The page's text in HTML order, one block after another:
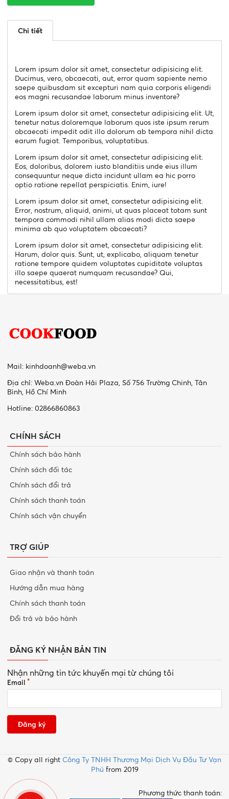
Chi tiết
Lorem ipsum dolor sit amet, consectetur adipisicing elit.
Ducimus, vero, obcaecati, aut, error quam sapiente nemo
saepe quibusdam sit excepturi nam quia corporis eligendi
eos magni recusandae laborum minus inventore?
Lorem ipsum dolor sit amet, consectetur adipisicing elit. Ut,
tenetur natus doloremque laborum quos iste ipsum rerum
obcaecati impedit odit illo dolorum ab tempora nihil dicta
earum fugiat. Temporibus, voluptatibus.
Lorem ipsum dolor sit amet, consectetur adipisicing elit.
Eos, doloribus, dolorem iusto blanditiis unde eius illum
consequuntur neque dicta incidunt ullam ea hic porro
optio ratione repellat perspiciatis. Enim, iure!
Lorem ipsum dolor sit amet, consectetur adipisicing elit.
Error, nostrum, aliquid, animi, ut quas placeat totam sunt
tempora commodi nihil ullam alias modi dicta saepe
minima ab quo voluptatem obcaecati?
Lorem ipsum dolor sit amet, consectetur adipisicing elit.
Harum, dolor quis. Sunt, ut, explicabo, aliquam tenetur
ratione tempore quidem voluptates cupiditate voluptas
illo saepe quaerat numquam recusandae? Qui,
necessitatibus, est!
Mail: kinhdoanh@weba.vn
Địa chỉ: Weba.vn Đoàn Hải Plaza, Số 756 Trường Chinh, Tân
Bình, Hồ Chí Minh
Hotline: 02866860863
CHÍNH SÁCH
Chính sách bảo hành
Chính sách đối tác
Chính sách đổi trả
Chính sách thanh toán
Chính sách vận chuyển
TRỢ GIÚP
Giao nhận và thanh toán
Hướng dẫn mua hàng
Chính sách thanh toán
Đổi trả và bảo hành
ĐĂNG KÝ NHẬN BẢN TIN
Nhận những tin tức khuyến mại từ chúng tôi
Email
Đăng ký
© Copy all right Công Ty TNHH Thương Mại Dịch Vụ Đầu Tư Vạn
Phú from 2019
Phương thức thanh toán: